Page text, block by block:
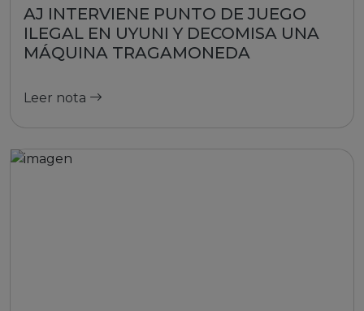
AJ INTERVIENE PUNTO DE JUEGO
ILEGAL EN UYUNI Y DECOMISA UNA
MÁQUINA TRAGAMONEDA
Leer nota